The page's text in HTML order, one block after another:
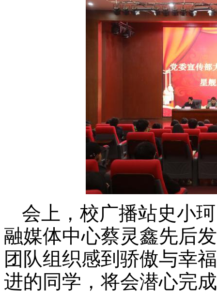
会上 ，校广播站史小珂
融媒体中心蔡灵鑫先后
团队组织感到骄傲与幸
进的同学，将会潜心完